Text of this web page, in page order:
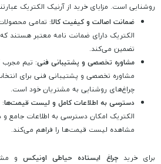
روشنایی است. مزایای خرید از آرنیک الکتریک
ضمانت اصالت و کیفیت کالا: تمامی
الکتریک دارای ضمانت نامه معتبر هستند
تضمین می‌کند.
مشاوره تخصصی و پشتیبانی فنی: تیم مجرب
مشاوره تخصصی و پشتیبانی فنی برای
چراغ‌های روشنایی به مشتریان خود است.
دسترسی به اطلاعات کامل و لیست قیمت‌ها:
الکتریک امکان دسترسی به اطلاعات جامع
مشاهده لیست قیمت‌ها را فراهم می‌کند.
برای خرید چراغ ایستاده حیاطی اونیکس و